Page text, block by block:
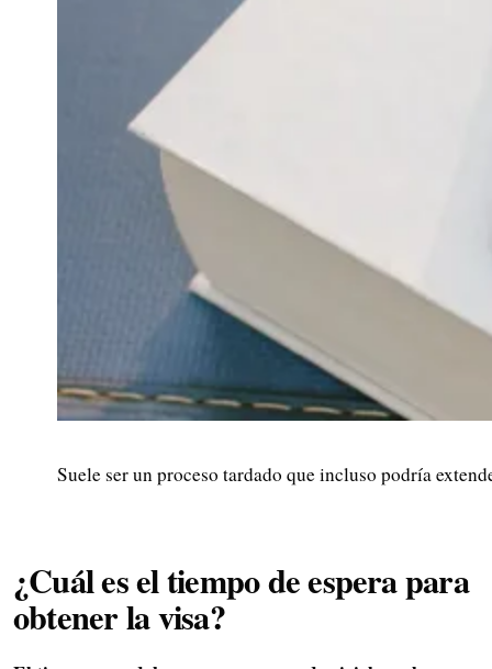
Suele ser un proceso tardado que incluso podría
¿Cuál es el tiempo de espera para
obtener la visa?